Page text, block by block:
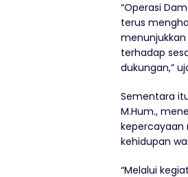
“Operasi
terus
terhadap
dukungan,”
Sementara
M.Hum.,
kepercayaan
kehidupan
“Melalui